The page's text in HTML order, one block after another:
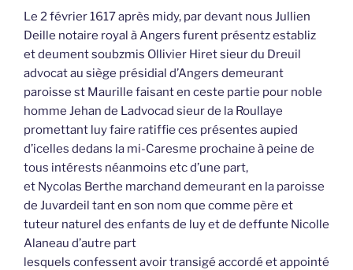
Le 2 février 1617 après midy, par devant nous Jullien
Deille notaire royal à Angers furent présentz establiz
et deument soubzmis Ollivier Hiret sieur du Dreuil
advocat au siège présidial d’Angers demeurant
paroisse st Maurille faisant en ceste partie pour noble
homme Jehan de Ladvocad sieur de la Roullaye
promettant luy faire ratiffie ces présentes aupied
d’icelles dedans la mi-Caresme prochaine à peine de
tous intérests néanmoins etc d’une part,
et Nycolas Berthe marchand demeurant en la paroisse
de Juvardeil tant en son nom que comme père et
tuteur naturel des enfants de luy et de deffunte Nicolle
Alaneau d’autre part
lesquels confessent avoir transigé accordé et appointé